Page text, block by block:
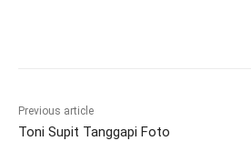
Previous article
Toni Supit Tanggapi Foto